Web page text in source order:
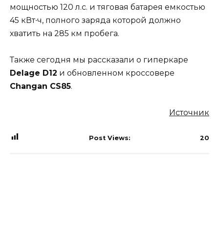
мощностью 120 л.с. и тяговая батарея емкостью
45 кВт∙ч, полного заряда которой должно
хватить на 285 км пробега.
Также сегодня мы рассказали о гиперкаре
Delage D12 и обновленном кроссовере
Changan CS85.
Источник
Post Views: 20